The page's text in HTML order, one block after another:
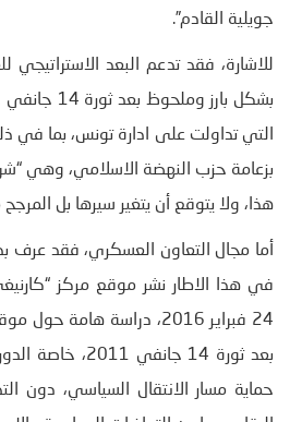
جويلية القادم”.
للاشارة، فقد تدعم البعد الاستراتيجي
التي تداولت على ادارة تونس، بما في
بزعامة حزب النهضة الاسلامي، وهي
هذا، ولا يتوقع أن يتغير سيرها بل المرجح
أما مجال التعاون العسكري، فقد عرف
في هذا الاطار نشر موقع مركز
24 فبراير 2016، دراسة
بعد ثورة 14
حماية مسار الانتقال السياسي، دون